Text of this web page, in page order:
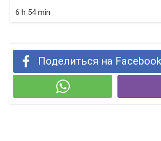
6 h 54 min
Поделиться на Facebook